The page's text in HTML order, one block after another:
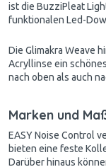
ist die BuzziPleat
funktionalen Led-
Die Glimakra Weave
Acryllinse ein
nach oben als auch
Marken und
EASY Noise Control
bieten eine feste
Darüber hinaus